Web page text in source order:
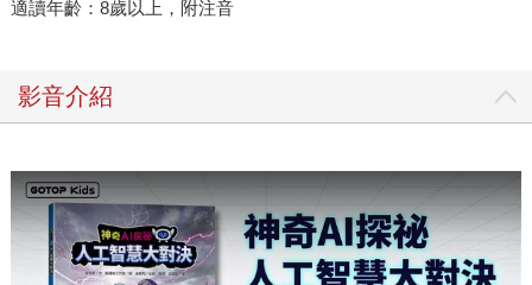
適讀年齡：8歲以上，附注音
影音介紹